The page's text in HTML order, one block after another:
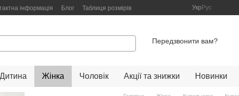
інформація Блог Таблиця розмірів Укр Рус
Передзвонити вам?
Дитина Жінка Чоловік Акції та знижки Новинки